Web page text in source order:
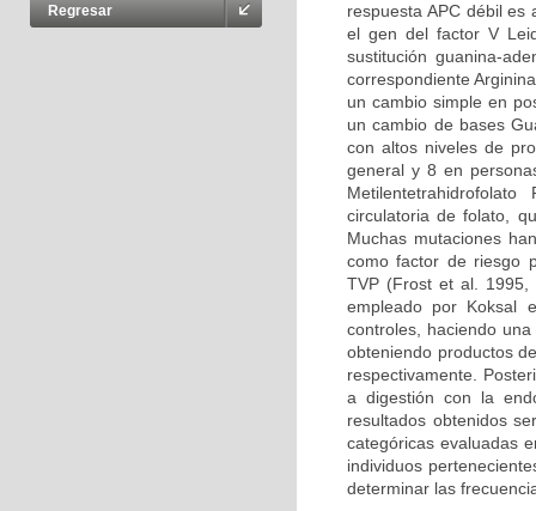
Regresar
respuesta APC débil es
el gen del factor V
sustitución guanina-
correspondiente
un cambio simple en
un cambio de bases
con altos niveles de
general y 8 en
circulatoria de folato,
Muchas mutaciones
como factor de riesgo
TVP (Frost et al. 1995,
empleado por Koksal
controles, haciendo
obteniendo productos
respectivamente.
a digestión con la
resultados obtenidos
categóricas evaluadas
individuos
determinar las